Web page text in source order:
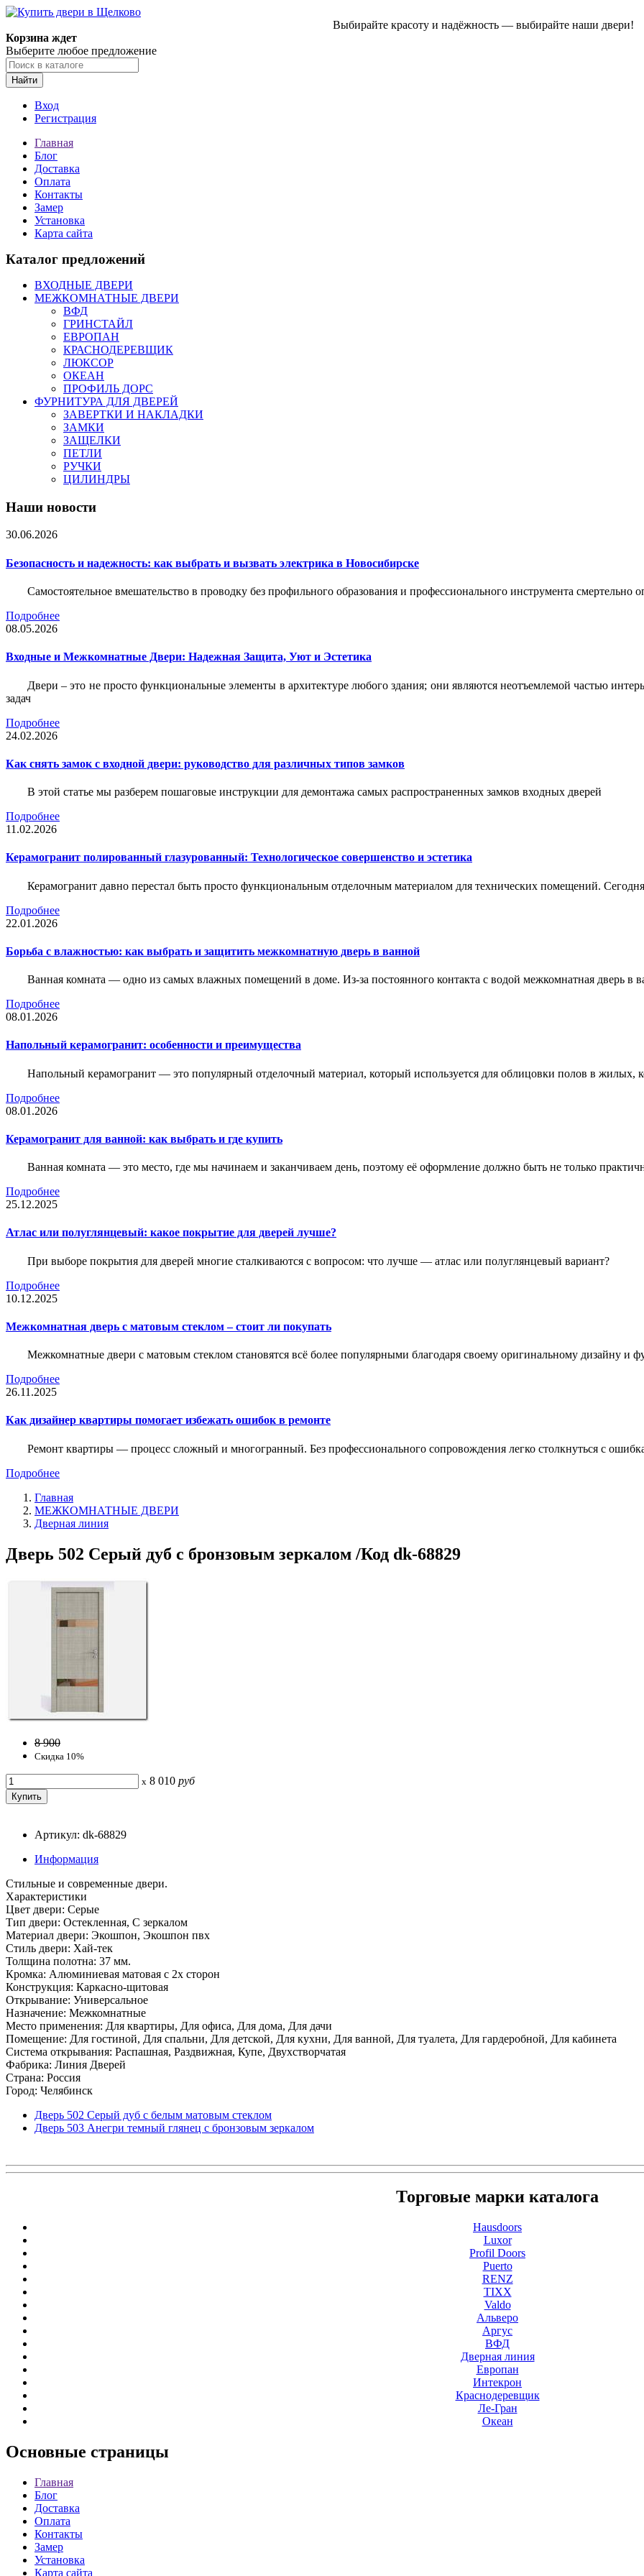
Выбирайте красоту и надёжность — выбирайте наши двери!
Корзина ждет
Выберите любое предложение
Найти
Вход
Регистрация
Главная
Блог
Доставка
Оплата
Контакты
Замер
Установка
Карта сайта
Каталог предложений
ВХОДНЫЕ ДВЕРИ
МЕЖКОМНАТНЫЕ ДВЕРИ
ВФД
ГРИНСТАЙЛ
ЕВРОПАН
КРАСНОДЕРЕВЩИК
ЛЮКСОР
ОКЕАН
ПРОФИЛЬ ДОРС
ФУРНИТУРА ДЛЯ ДВЕРЕЙ
ЗАВЕРТКИ И НАКЛАДКИ
ЗАМКИ
ЗАЩЕЛКИ
ПЕТЛИ
РУЧКИ
ЦИЛИНДРЫ
Наши новости
30.06.2026
Безопасность и надежность: как выбрать и вызвать электрика в Новосибирске
Самостоятельное вмешательство в проводку без профильного образования и профессионального инструмента смертельно
Подробнее
08.05.2026
Входные и Межкомнатные Двери: Надежная Защита, Уют и Эстетика
Двери – это не просто функциональные элементы в архитектуре любого здания; они являются неотъемлемой частью
задач
Подробнее
24.02.2026
Как снять замок с входной двери: руководство для различных типов замков
В этой статье мы разберем пошаговые инструкции для демонтажа самых распространенных замков входных дверей
Подробнее
11.02.2026
Керамогранит полированный глазурованный: Технологическое совершенство и эстетика
Керамогранит давно перестал быть просто функциональным отделочным материалом для технических помещений.
Подробнее
22.01.2026
Борьба с влажностью: как выбрать и защитить межкомнатную дверь в ванной
Ванная комната — одно из самых влажных помещений в доме. Из-за постоянного контакта с водой межкомнатная дверь в
Подробнее
08.01.2026
Напольный керамогранит: особенности и преимущества
Напольный керамогранит — это популярный отделочный материал, который используется для облицовки полов в
Подробнее
08.01.2026
Керамогранит для ванной: как выбрать и где купить
Ванная комната — это место, где мы начинаем и заканчиваем день, поэтому её оформление должно быть не только
Подробнее
25.12.2025
Атлас или полуглянцевый: какое покрытие для дверей лучше?
При выборе покрытия для дверей многие сталкиваются с вопросом: что лучше — атлас или полуглянцевый вариант?
Подробнее
10.12.2025
Межкомнатная дверь с матовым стеклом – стоит ли покупать
Межкомнатные двери с матовым стеклом становятся всё более популярными благодаря своему оригинальному дизайну и
Подробнее
26.11.2025
Как дизайнер квартиры помогает избежать ошибок в ремонте
Ремонт квартиры — процесс сложный и многогранный. Без профессионального сопровождения легко столкнуться с
Подробнее
Главная
МЕЖКОМНАТНЫЕ ДВЕРИ
Дверная линия
Дверь 502 Серый дуб с бронзовым зеркалом /Код dk-68829
8 900
Скидка 10%
x 8 010 руб
Артикул: dk-68829
Информация
Стильные и современные двери.
Характеристики
Цвет двери: Серые
Тип двери: Остекленная, С зеркалом
Материал двери: Экошпон, Экошпон пвх
Стиль двери: Хай-тек
Толщина полотна: 37 мм.
Кромка: Алюминиевая матовая с 2х сторон
Конструкция: Каркасно-щитовая
Открывание: Универсальное
Назначение: Межкомнатные
Место применения: Для квартиры, Для офиса, Для дома, Для дачи
Помещение: Для гостиной, Для спальни, Для детской, Для кухни, Для ванной, Для туалета, Для гардеробной, Для кабинета
Система открывания: Распашная, Раздвижная, Купе, Двухстворчатая
Фабрика: Линия Дверей
Страна: Россия
Город: Челябинск
Дверь 502 Серый дуб с белым матовым стеклом
Дверь 503 Анегри темный глянец с бронзовым зеркалом
Торговые марки каталога
Hausdoors
Luxor
Profil Doors
Puerto
RENZ
TIXX
Valdo
Альверо
Аргус
ВФД
Дверная линия
Европан
Интекрон
Краснодеревщик
Ле-Гран
Океан
Основные страницы
Главная
Блог
Доставка
Оплата
Контакты
Замер
Установка
Карта сайта